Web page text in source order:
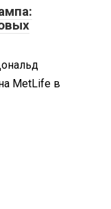
MetLife в